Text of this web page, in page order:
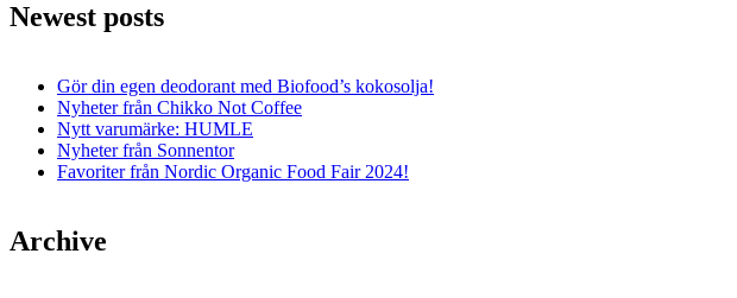
Newest posts
Gör din egen deodorant med Biofood’s kokosolja!
Nyheter från Chikko Not Coffee
Nytt varumärke: HUMLE
Nyheter från Sonnentor
Favoriter från Nordic Organic Food Fair 2024!
Archive